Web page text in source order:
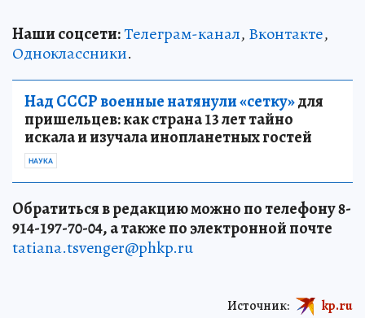
Наши соцсети:Телеграм-канал, Вконтакте,
Одноклассники.
Над СССР военные натянули «сетку»для
пришельцев: как страна 13 лет тайно
искала и изучала инопланетных гостей
НАУКА
Обратиться в редакцию можно по телефону 8-
914-197-70-04, а также по электронной почте
tatiana.tsvenger@phkp.ru
Источник: kp.ru